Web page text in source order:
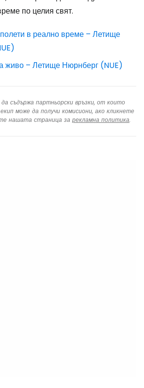
по целия свят.
в реално време – Летище
живо – Летище Нюрнберг (NUE)
съдържа партньорски връзки, от които
може да получи комисиони, ако кликнете
нашата страница за рекламна политика.